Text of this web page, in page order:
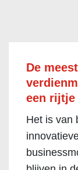
De
een rijtje
Het is van